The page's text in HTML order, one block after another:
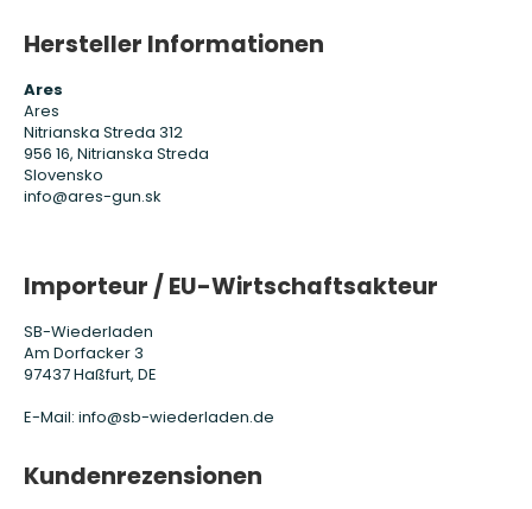
Hersteller Informationen
Ares
Ares
Nitrianska Streda 312
956 16, Nitrianska Streda
Slovensko
info@ares-gun.sk
Importeur / EU-Wirtschaftsakteur
SB-Wiederladen
Am Dorfacker 3
97437 Haßfurt, DE
E-Mail: info@sb-wiederladen.de
Kundenrezensionen